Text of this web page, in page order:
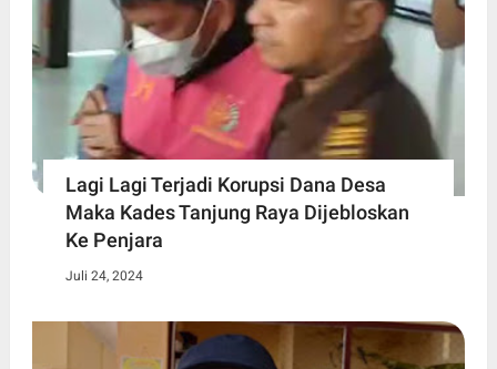
Lagi Lagi Terjadi Korupsi Dana Desa
Maka Kades Tanjung Raya Dijebloskan
Ke Penjara
Juli 24, 2024